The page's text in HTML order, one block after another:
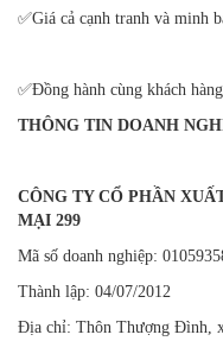
✅Giá cả cạnh tranh và minh
✅Đồng hành cùng khách
THÔNG TIN DOANH
CÔNG TY CỔ PHẦN
MẠI 299
Mã số doanh nghiệp:
Thành lập: 04/07/2012
Địa chỉ: Thôn Thượng Đình,